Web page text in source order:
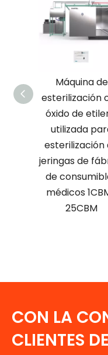
de
con
de etileno
de
de fábrica
1CBM-
óxido
de
CON LA
CLIENTES